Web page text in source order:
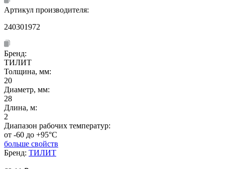
Артикул производителя:
240301972
Бренд:
ТИЛИТ
Толщина, мм:
20
Диаметр, мм:
28
Длина, м:
2
Диапазон рабочих температур:
от -60 до +95°C
больше свойств
Бренд: ТИЛИТ